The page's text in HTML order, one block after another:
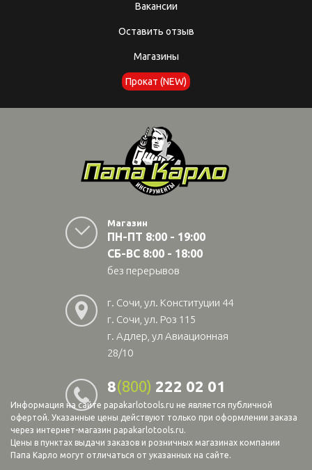
Вакансии
Оставить отзыв
Магазины
Прокат (NEW)
Магазин
ПН-ПТ 8:00 - 19:00
СБ-ВС 8:00 - 18:00
без перерывов
г. Сочи, ул. Конституции 44
г. Сочи, ул. Роз 115
г. Адлер, ул Авиационная
28/10
8(800) 222 02 01
Информация на сайте papakarlotools.ru не является публичной
офертой. Указанные цены действуют только при оформлении заказа
через интернет-магазин papakarlotools.ru.
Цены в пунктах выдачи заказов и розничных магазинах компании
Папа Карло могут отличаться от указанных на сайте.